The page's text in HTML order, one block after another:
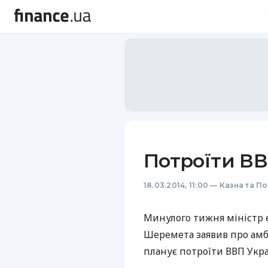
Потроїти
18.03.2014, 11:00 — Казна та
Минулого тижня міністр
Шеремета заявив про
планує потроїти ВВП